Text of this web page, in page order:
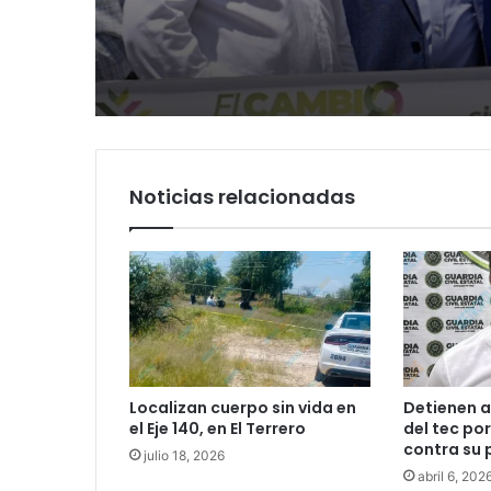
Soledad y destaca
coordinación con
del Estado
Tangamanga y
llegada tras
PRI
Noticias relacionadas
Localizan cuerpo sin vida en
el Eje 140, en El Terrero
julio 18, 2026
Detienen
del tec
contra su
abril 6,